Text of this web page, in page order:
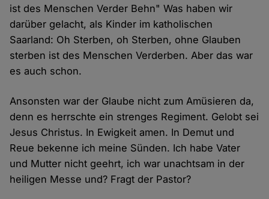
ist des Menschen Verder Behn" Was haben wir
darüber gelacht, als Kinder im katholischen
Saarland: Oh Sterben, oh Sterben, ohne Glauben
sterben ist des Menschen Verderben. Aber das war
es auch schon.
Ansonsten war der Glaube nicht zum Amüsieren da,
denn es herrschte ein strenges Regiment. Gelobt sei
Jesus Christus. In Ewigkeit amen. In Demut und
Reue bekenne ich meine Sünden. Ich habe Vater
und Mutter nicht geehrt, ich war unachtsam in der
heiligen Messe und? Fragt der Pastor?